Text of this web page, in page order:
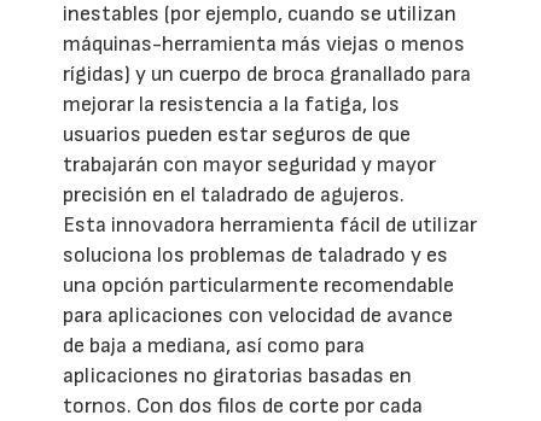
inestables (por ejemplo, cuando se utilizan
máquinas-herramienta más viejas o menos
rígidas) y un cuerpo de broca granallado para
mejorar la resistencia a la fatiga, los
usuarios pueden estar seguros de que
trabajarán con mayor seguridad y mayor
precisión en el taladrado de agujeros.
Esta innovadora herramienta fácil de utilizar
soluciona los problemas de taladrado y es
una opción particularmente recomendable
para aplicaciones con velocidad de avance
de baja a mediana, así como para
aplicaciones no giratorias basadas en
tornos. Con dos filos de corte por cada